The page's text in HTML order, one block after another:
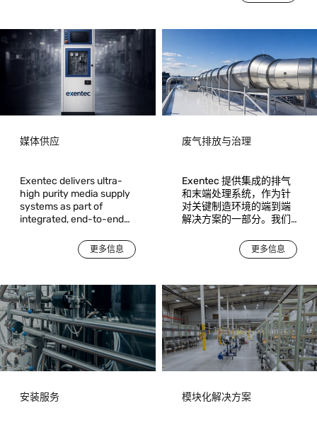
媒体供应
Exentec delivers ultra-
high purity media supply
systems as part of
integrated, end-to-end
manufacturing
environments. Acting as
partner, Exentec takes
responsibility from
engineering and system
design through
installation,
commissioning, and
operational readiness.
更多信息
废气排放与治理
Exentec 提供集成的排气
和末端处理系统，作为针
对关键制造环境的端到端
解决方案的一部分。我们
工艺产生的工艺排放物进
行安全、合规且可靠的捕
更多信息
安装服务 模块化解决方案